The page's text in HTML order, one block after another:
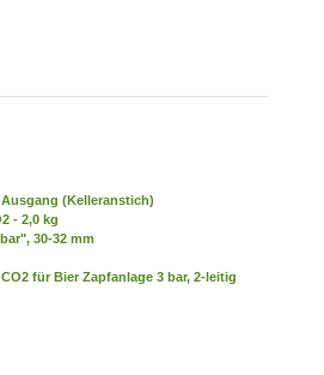
(Kelleranstich)
- 2,0 kg
30-32 mm
für Bier Zapfanlage 3 bar, 2-leitig